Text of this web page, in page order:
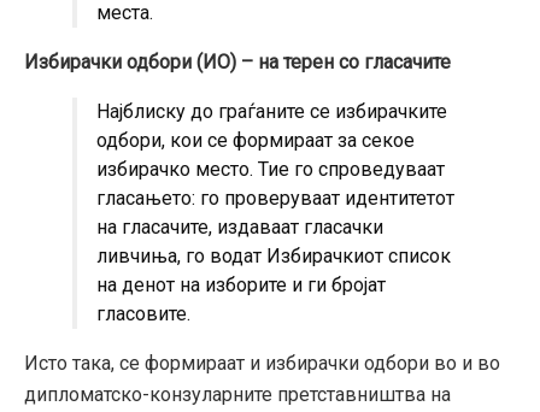
места.
Избирачки одбори (ИО) – на терен со гласачите
Најблиску до граѓаните се избирачките
одбори, кои се формираат за секое
избирачко место. Тие го спроведуваат
гласањето: го проверуваат идентитетот
на гласачите, издаваат гласачки
ливчиња, го водат Избирачкиот список
на денот на изборите и ги бројат
гласовите.
Исто така, се формираат и избирачки одбори во и во
дипломатско-конзуларните претставништва на